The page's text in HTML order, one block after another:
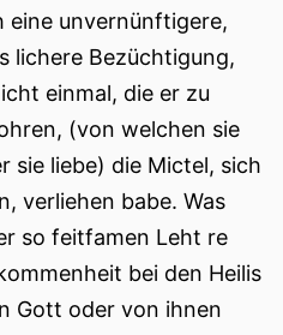
eine unvernünftigere,
lichere Bezüchtigung,
einmal, die er zu
(von welchen sie
sie liebe) die Mictel, sich
verliehen babe. Was
so feitfamen Leht re
bei den Heilis
Gott oder von ihnen